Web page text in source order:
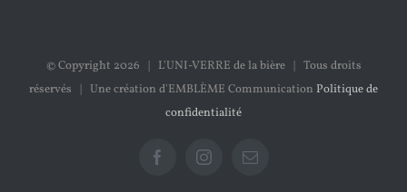
© Copyright 2026 | L'UNI-VERRE de la bière | Tous droits
réservés | Une création d'EMBLÈME Communication Politique de
confidentialité
FacebookInstagramEmail